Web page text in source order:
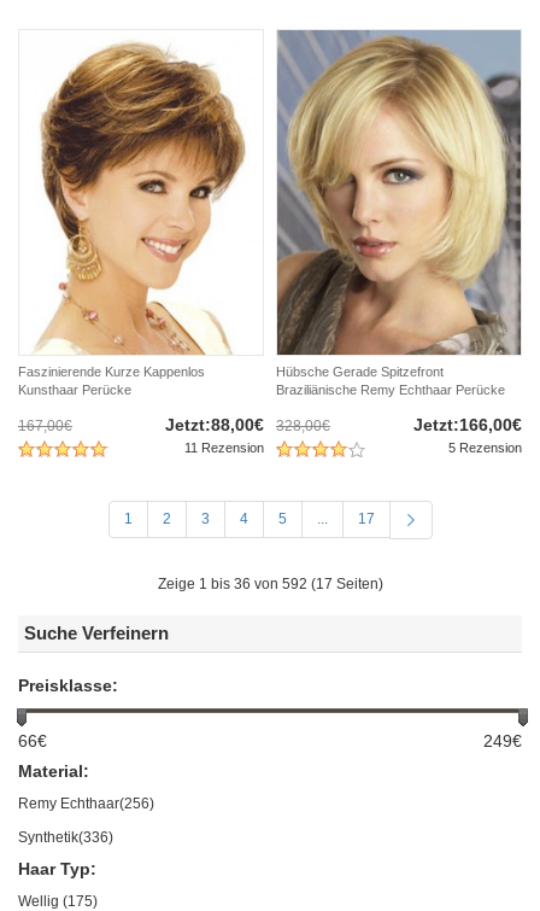
Faszinierende Kurze Kappenlos
Kunsthaar Perücke
167,00€ Jetzt:88,00€
11 Rezension
Hübsche Gerade Spitzefront
Braziliänische Remy Echthaar Perücke
328,00€ Jetzt:166,00€
5 Rezension
1 2 3 4 5 ... 17
Zeige 1 bis 36 von 592 (17 Seiten)
Suche Verfeinern
Preisklasse:
66€
249€
Material:
Remy Echthaar(256)
Synthetik(336)
Haar Typ:
Wellig (175)